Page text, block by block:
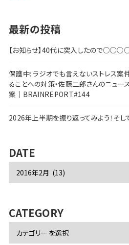
最新の投稿
【お知らせ】40代に突入したので○○○○
保護中: ラジオでも言えないストレス案
ることへの対策・佐藤二郎さんのニュー
案｜BRAINREPORT#144
2026年上半期を振り返ってみよう！そ
DATE
ブ
CATEGORY